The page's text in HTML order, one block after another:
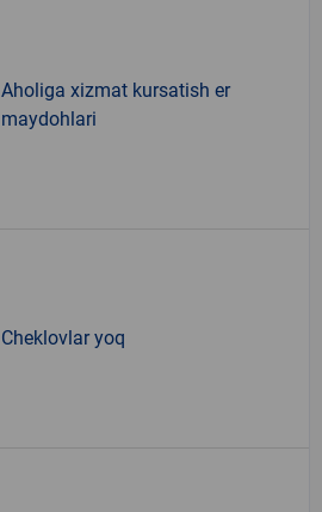
Aholiga xizmat kursatish er
maydohlari
Cheklovlar yoq